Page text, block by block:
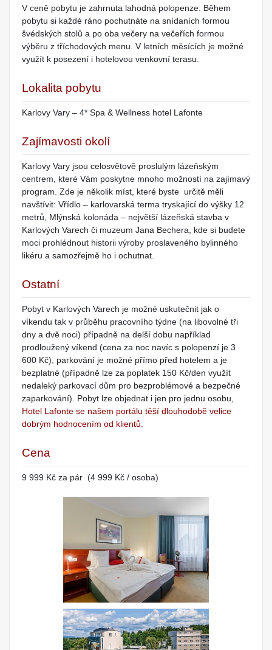
V ceně pobytu je zahrnuta lahodná polopenze. Během
pobytu si každé ráno pochutnáte na snídaních formou
švédských stolů a po oba večery na večeřích formou
výběru z tříchodových menu. V letních měsících je možné
využít k posezení i hotelovou venkovní terasu.
Lokalita pobytu
Karlovy Vary – 4* Spa & Wellness hotel Lafonte
Zajímavosti okolí
Karlovy Vary jsou celosvětově proslulým lázeňským
centrem, které Vám poskytne mnoho možností na zajímavý
program. Zde je několik míst, které byste určitě měli
navštívit: Vřídlo – karlovarská terma tryskající do výšky 12
metrů, Mlýnská kolonáda – největší lázeňská stavba v
Karlových Varech či muzeum Jana Bechera, kde si budete
moci prohlédnout historii výroby proslaveného bylinného
likéru a samozřejmě ho i ochutnat.
Ostatní
Pobyt v Karlových Varech je možné uskutečnit jak o
víkendu tak v průběhu pracovního týdne (na libovolné tři
dny a dvě noci) případně na delší dobu například
prodloužený víkend (cena za noc navíc s polopenzí je 3
600 Kč), parkování je možné přímo před hotelem a je
bezplatné (případně lze za poplatek 150 Kč/den využít
nedaleký parkovací dům pro bezproblémové a bezpečné
zaparkování). Pobyt lze objednat i jen pro jednu osobu,
Hotel Lafonte se našem portálu těší dlouhodobě velice
dobrým hodnocením od klientů.
Cena
9 999 Kč za pár (4 999 Kč / osoba)